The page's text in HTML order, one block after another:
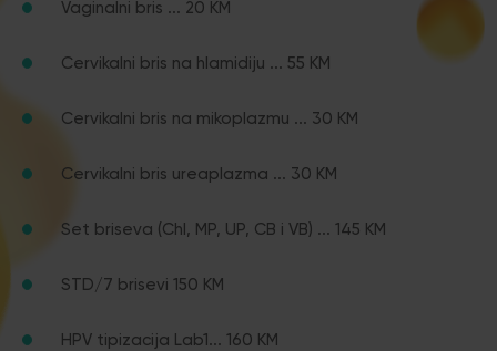
Vaginalni bris ... 20 KM
Cervikalni bris na hlamidiju ... 55 KM
Cervikalni bris na mikoplazmu ... 30 KM
Cervikalni bris ureaplazma ... 30 KM
Set briseva (Chl, MP, UP, CB i VB) ... 145 KM
STD/7 brisevi 150 KM
HPV tipizacija Lab1... 160 KM